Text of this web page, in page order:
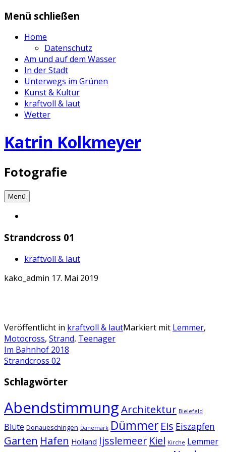
Zum
springen
Menü schließen
Home
Datenschutz
Am und auf dem Wasser
In der Stadt
Unterwegs im Grünen
Kunst & Kultur
kraftvoll & laut
Wetter
Katrin Kolkmeyer
Fotografie
Menü
Strandcross 01
kraftvoll & laut
kako_admin 17. Mai 2019
Veröffentlicht in kraftvoll & lautMarkiert mit Lemmer,
Motocross, Strand, Teenager
Artikel-
Navigation
Im Bahnhof 2018
Strandcross 02
Schlagwörter
AbendstimmungArchitektur Bielefeld
Blüte Donaueschingen Dänemark Dümmer Eis Eiszapfen
Garten Hafen Holland Ijsslemeer Kiel Kirche Lemmer